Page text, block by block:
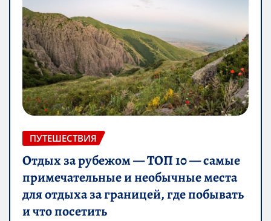
ПУТЕШЕСТВИЯ
Отдых за рубежом — ТОП 10 — самые
примечательные и необычные места
для отдыха за границей, где побывать
и что посетить